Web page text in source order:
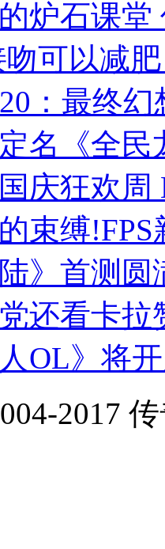
炉石课
可以减
：最终
名《全
庆狂欢
束缚
》首测
还看卡
OL》将
2017